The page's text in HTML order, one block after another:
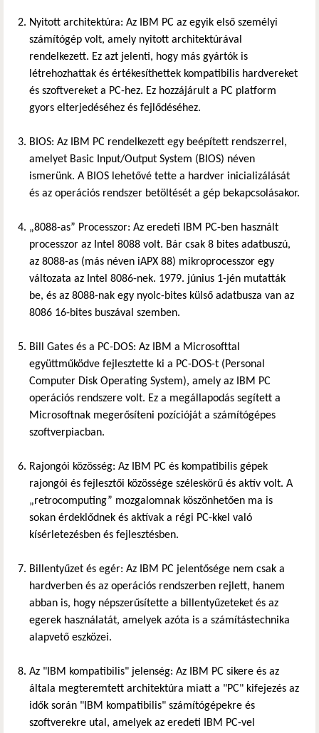
Nyitott architektúra: Az IBM PC az egyik első személyi
számítógép volt, amely nyitott architektúrával
rendelkezett. Ez azt jelenti, hogy más gyártók is
létrehozhattak és értékesíthettek kompatibilis hardvereket
és szoftvereket a PC-hez. Ez hozzájárult a PC platform
gyors elterjedéséhez és fejlődéséhez.
BIOS: Az IBM PC rendelkezett egy beépített rendszerrel,
amelyet Basic Input/Output System (BIOS) néven
ismerünk. A BIOS lehetővé tette a hardver inicializálását
és az operációs rendszer betöltését a gép bekapcsolásakor.
„8088-as” Processzor: Az eredeti IBM PC-ben használt
processzor az Intel 8088 volt. Bár csak 8 bites adatbuszú,
az 8088-as (más néven iAPX 88) mikroprocesszor egy
változata az Intel 8086-nek. 1979. június 1-jén mutatták
be, és az 8088-nak egy nyolc-bites külső adatbusza van az
8086 16-bites buszával szemben.
Bill Gates és a PC-DOS: Az IBM a Microsofttal
együttműködve fejlesztette ki a PC-DOS-t (Personal
Computer Disk Operating System), amely az IBM PC
operációs rendszere volt. Ez a megállapodás segített a
Microsoftnak megerősíteni pozícióját a számítógépes
szoftverpiacban.
Rajongói közösség: Az IBM PC és kompatibilis gépek
rajongói és fejlesztői közössége széleskörű és aktív volt. A
„retrocomputing” mozgalomnak köszönhetően ma is
sokan érdeklődnek és aktívak a régi PC-kkel való
kísérletezésben és fejlesztésben.
Billentyűzet és egér: Az IBM PC jelentősége nem csak a
hardverben és az operációs rendszerben rejlett, hanem
abban is, hogy népszerűsítette a billentyűzeteket és az
egerek használatát, amelyek azóta is a számítástechnika
alapvető eszközei.
Az "IBM kompatibilis" jelenség: Az IBM PC sikere és az
általa megteremtett architektúra miatt a "PC" kifejezés az
idők során "IBM kompatibilis" számítógépekre és
szoftverekre utal, amelyek az eredeti IBM PC-vel